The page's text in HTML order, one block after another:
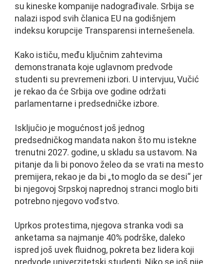
su kineske kompanije nadograđivale. Srbija se
nalazi ispod svih članica EU na godišnjem
indeksu korupcije Transparensi internešenela.
Kako ističu, među ključnim zahtevima
demonstranata koje uglavnom predvode
studenti su prevremeni izbori. U intervjuu, Vučić
je rekao da će Srbija ove godine održati
parlamentarne i predsedničke izbore.
Isključio je mogućnost još jednog
predsedničkog mandata nakon što mu istekne
trenutni 2027. godine, u skladu sa ustavom. Na
pitanje da li bi ponovo želeo da se vrati na mesto
premijera, rekao je da bi „to moglo da se desi“ jer
bi njegovoj Srpskoj naprednoj stranci moglo biti
potrebno njegovo vođstvo.
Uprkos protestima, njegova stranka vodi sa
anketama sa najmanje 40% podrške, daleko
ispred još uvek fluidnog, pokreta bez lidera koji